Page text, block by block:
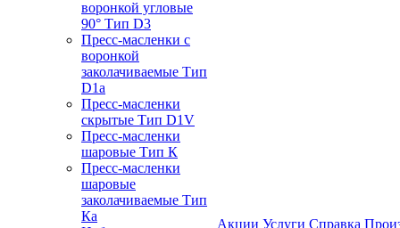
воронкой угловые
90° Тип D3
Пресс-масленки с
воронкой
заколачиваемые Тип
D1a
Пресс-масленки
скрытые Тип D1V
Пресс-масленки
шаровые Тип К
Пресс-масленки
шаровые
заколачиваемые Тип
Кa
Акции Услуги Справка